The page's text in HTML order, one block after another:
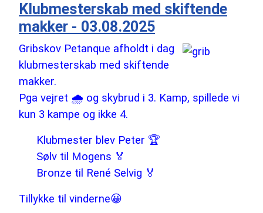
Klubmesterskab med skiftende
makker - 03.08.2025
Gribskov Petanque afholdt i dag
klubmesterskab med skiftende
makker.
Pga vejret 🌧️ og skybrud i 3. Kamp, spillede vi
kun 3 kampe og ikke 4.
Klubmester blev Peter 🏆
Sølv til Mogens 🏅
Bronze til René Selvig 🏅
Tillykke til vinderne😀